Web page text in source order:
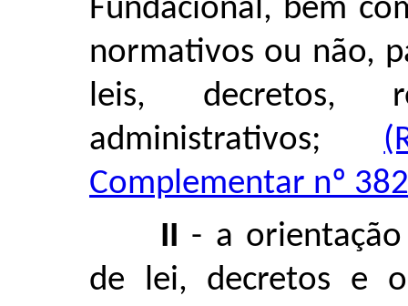
Fundacional, bem
normativos ou não,
leis, decretos,
administrativos;
Complementar nº
II - a
de lei, decretos e